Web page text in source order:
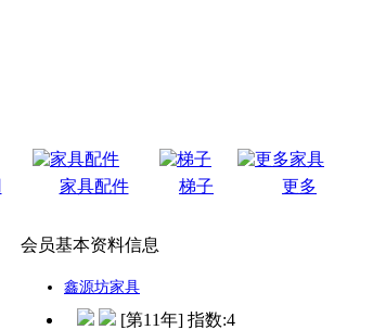
家具配件 梯子
更多
会员基本资料信息
鑫源坊家具
[第11年] 指数:4